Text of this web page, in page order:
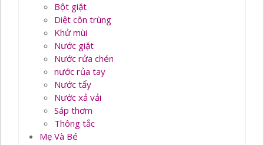
Bột giặt
Diệt côn trùng
Khử mùi
Nước giặt
Nước rửa chén
nước rủa tay
Nước tẩy
Nước xả vải
Sáp thơm
Thông tắc
Mẹ Và Bé